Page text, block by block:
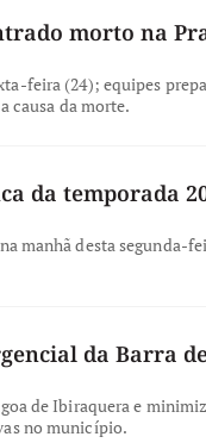
morto na
feira (24); equipes
causa da morte.
da temporada
manhã desta segunda-
da Barra
de Ibiraquera e
no município.